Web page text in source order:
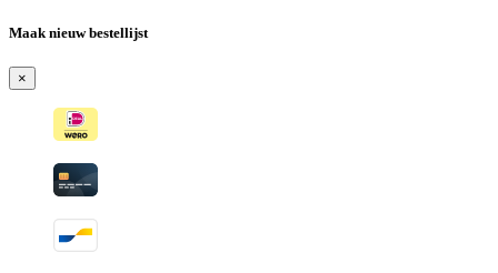
-
verzonden
wanneer
beschikbaar
Maak nieuw bestellijst
×